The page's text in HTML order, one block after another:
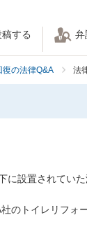
する 弁
復の法律Q&A 法
に設置されてい
のトイレリフォ